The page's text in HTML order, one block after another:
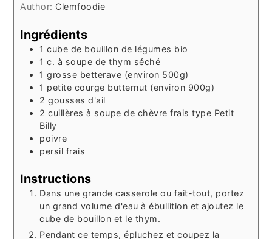
Author: Clemfoodie
Ingrédients
1 cube de bouillon de légumes bio
1 c. à soupe de thym séché
1 grosse betterave (environ 500g)
1 petite courge butternut (environ 900g)
2 gousses d'ail
2 cuillères à soupe de chèvre frais type Petit
Billy
poivre
persil frais
Instructions
Dans une grande casserole ou fait-tout, portez
un grand volume d'eau à ébullition et ajoutez le
cube de bouillon et le thym.
Pendant ce temps, épluchez et coupez la